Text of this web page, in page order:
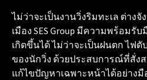
ไม่ว่าจะเป็นงานวิ่งริมทะเล ต่าง
เมือง SES Group มีความพร้อม
เกิดขึ้นได้ ไม่ว่าจะเป็นฝนตก ไฟ
ของนักวิ่ง ด้วยประสบการณ์ที่สั่ง
แก้ไขปัญหาเฉพาะหน้าได้อย่างมื